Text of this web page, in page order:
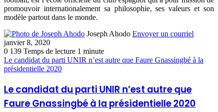
promouvoir internationalement sa philosophie, ses valeurs et son
modèle partout dans le monde.
Joseph Ahodo Envoyer un courriel
janvier 8, 2020
0 139 Temps de lecture 1 minute
Le candidat du parti UNIR n’est autre que Faure Gnassingbé à la
présidentielle 2020
Le candidat du parti UNIR n’est autre que
Faure Gnassingbé à la présidentielle 2020